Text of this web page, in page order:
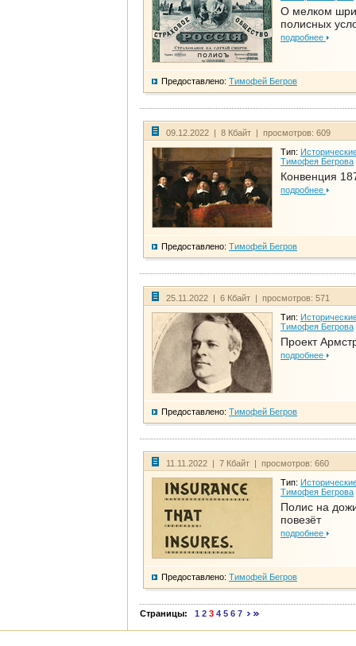
О мелком
полисных
подробнее
Предоставлено: Тимофей Бегров
09.12.2022 | 8 Кбайт | просмотров: 609
Тип:
Тимофея Бегрова
Конвенция
подробнее
Предоставлено: Тимофей Бегров
25.11.2022 | 6 Кбайт | просмотров: 571
Тип:
Тимофея Бегрова
Проект
подробнее
Предоставлено: Тимофей Бегров
11.11.2022 | 7 Кбайт | просмотров: 660
Тип:
Тимофея Бегрова
Полис на
повезёт
подробнее
Предоставлено: Тимофей Бегров
Страницы: 1 2 3 4 5 6 7